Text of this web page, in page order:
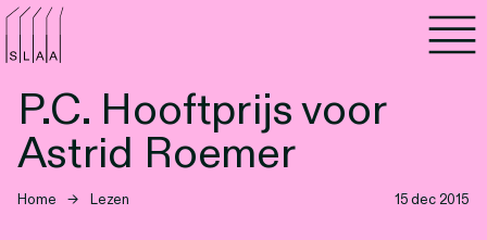
P.C. Hooftprijs voor
Astrid Roemer
Home → Lezen 15 dec 2015
Agenda
Programma's
Lezen